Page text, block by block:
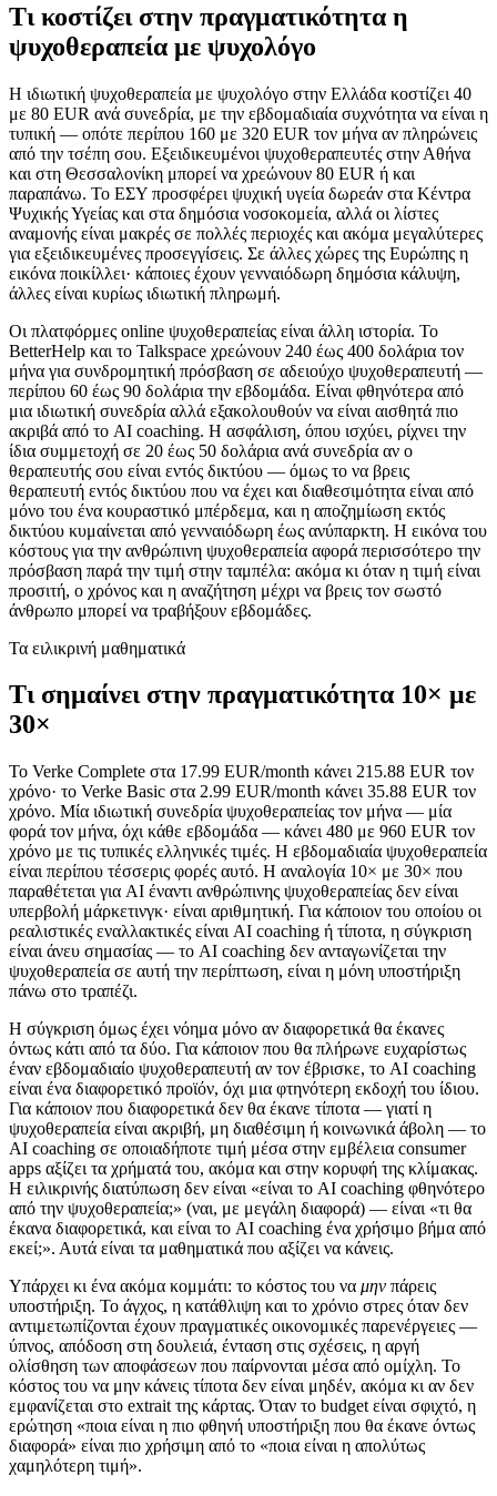
Τι κοστίζει στην πραγματικότητα η
ψυχοθεραπεία με ψυχολόγο
Η ιδιωτική ψυχοθεραπεία με ψυχολόγο στην Ελλάδα κοστίζει 40
με 80 EUR ανά συνεδρία, με την εβδομαδιαία συχνότητα να είναι η
τυπική — οπότε περίπου 160 με 320 EUR τον μήνα αν πληρώνεις
από την τσέπη σου. Εξειδικευμένοι ψυχοθεραπευτές στην Αθήνα
και στη Θεσσαλονίκη μπορεί να χρεώνουν 80 EUR ή και
παραπάνω. Το ΕΣΥ προσφέρει ψυχική υγεία δωρεάν στα Κέντρα
Ψυχικής Υγείας και στα δημόσια νοσοκομεία, αλλά οι λίστες
αναμονής είναι μακρές σε πολλές περιοχές και ακόμα μεγαλύτερες
για εξειδικευμένες προσεγγίσεις. Σε άλλες χώρες της Ευρώπης η
εικόνα ποικίλλει· κάποιες έχουν γενναιόδωρη δημόσια κάλυψη,
άλλες είναι κυρίως ιδιωτική πληρωμή.
Οι πλατφόρμες online ψυχοθεραπείας είναι άλλη ιστορία. Το
BetterHelp και το Talkspace χρεώνουν 240 έως 400 δολάρια τον
μήνα για συνδρομητική πρόσβαση σε αδειούχο ψυχοθεραπευτή —
περίπου 60 έως 90 δολάρια την εβδομάδα. Είναι φθηνότερα από
μια ιδιωτική συνεδρία αλλά εξακολουθούν να είναι αισθητά πιο
ακριβά από το AI coaching. Η ασφάλιση, όπου ισχύει, ρίχνει την
ίδια συμμετοχή σε 20 έως 50 δολάρια ανά συνεδρία αν ο
θεραπευτής σου είναι εντός δικτύου — όμως το να βρεις
θεραπευτή εντός δικτύου που να έχει και διαθεσιμότητα είναι από
μόνο του ένα κουραστικό μπέρδεμα, και η αποζημίωση εκτός
δικτύου κυμαίνεται από γενναιόδωρη έως ανύπαρκτη. Η εικόνα του
κόστους για την ανθρώπινη ψυχοθεραπεία αφορά περισσότερο την
πρόσβαση παρά την τιμή στην ταμπέλα: ακόμα κι όταν η τιμή είναι
προσιτή, ο χρόνος και η αναζήτηση μέχρι να βρεις τον σωστό
άνθρωπο μπορεί να τραβήξουν εβδομάδες.
Τα ειλικρινή μαθηματικά
Τι σημαίνει στην πραγματικότητα 10× με
30×
Το Verke Complete στα 17.99 EUR/month κάνει 215.88 EUR τον
χρόνο· το Verke Basic στα 2.99 EUR/month κάνει 35.88 EUR τον
χρόνο. Μία ιδιωτική συνεδρία ψυχοθεραπείας τον μήνα — μία
φορά τον μήνα, όχι κάθε εβδομάδα — κάνει 480 με 960 EUR τον
χρόνο με τις τυπικές ελληνικές τιμές. Η εβδομαδιαία ψυχοθεραπεία
είναι περίπου τέσσερις φορές αυτό. Η αναλογία 10× με 30× που
παραθέτεται για AI έναντι ανθρώπινης ψυχοθεραπείας δεν είναι
υπερβολή μάρκετινγκ· είναι αριθμητική. Για κάποιον του οποίου οι
ρεαλιστικές εναλλακτικές είναι AI coaching ή τίποτα, η σύγκριση
είναι άνευ σημασίας — το AI coaching δεν ανταγωνίζεται την
ψυχοθεραπεία σε αυτή την περίπτωση, είναι η μόνη υποστήριξη
πάνω στο τραπέζι.
Η σύγκριση όμως έχει νόημα μόνο αν διαφορετικά θα έκανες
όντως κάτι από τα δύο. Για κάποιον που θα πλήρωνε ευχαρίστως
έναν εβδομαδιαίο ψυχοθεραπευτή αν τον έβρισκε, το AI coaching
είναι ένα διαφορετικό προϊόν, όχι μια φτηνότερη εκδοχή του ίδιου.
Για κάποιον που διαφορετικά δεν θα έκανε τίποτα — γιατί η
ψυχοθεραπεία είναι ακριβή, μη διαθέσιμη ή κοινωνικά άβολη — το
AI coaching σε οποιαδήποτε τιμή μέσα στην εμβέλεια consumer
apps αξίζει τα χρήματά του, ακόμα και στην κορυφή της κλίμακας.
Η ειλικρινής διατύπωση δεν είναι «είναι το AI coaching φθηνότερο
από την ψυχοθεραπεία;» (ναι, με μεγάλη διαφορά) — είναι «τι θα
έκανα διαφορετικά, και είναι το AI coaching ένα χρήσιμο βήμα από
εκεί;». Αυτά είναι τα μαθηματικά που αξίζει να κάνεις.
Υπάρχει κι ένα ακόμα κομμάτι: το κόστος του να μην πάρεις
υποστήριξη. Το άγχος, η κατάθλιψη και το χρόνιο στρες όταν δεν
αντιμετωπίζονται έχουν πραγματικές οικονομικές παρενέργειες —
ύπνος, απόδοση στη δουλειά, ένταση στις σχέσεις, η αργή
ολίσθηση των αποφάσεων που παίρνονται μέσα από ομίχλη. Το
κόστος του να μην κάνεις τίποτα δεν είναι μηδέν, ακόμα κι αν δεν
εμφανίζεται στο extrait της κάρτας. Όταν το budget είναι σφιχτό, η
ερώτηση «ποια είναι η πιο φθηνή υποστήριξη που θα έκανε όντως
διαφορά» είναι πιο χρήσιμη από το «ποια είναι η απολύτως
χαμηλότερη τιμή».